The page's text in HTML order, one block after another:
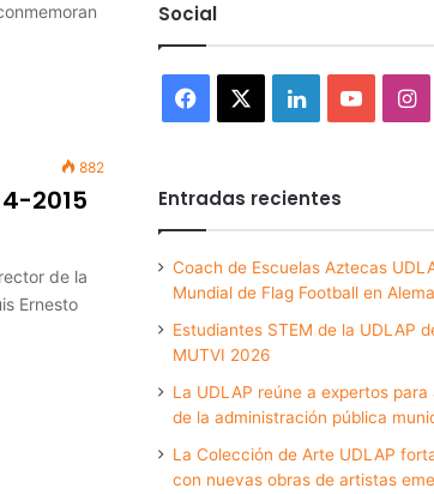
882
2015
de la
Ernesto
Social
Facebook LinkedIn
Entradas recientes
Coach de Escuelas Aztecas
Mundial de Flag Football en
Estudiantes STEM de la UDLAP
MUTVI 2026
La UDLAP reúne a expertos
de la administración pública
La Colección de Arte UDLAP
con nuevas obras de artistas